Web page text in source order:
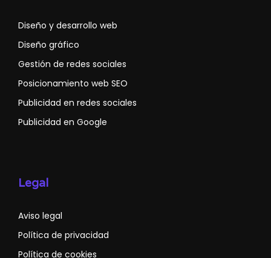
Diseño y desarrollo web
Diseño gráfico
Gestión de redes sociales
Posicionamiento web SEO
Publicidad en redes sociales
Publicidad en Google
Legal
Aviso legal
Política de privacidad
Política de cookies